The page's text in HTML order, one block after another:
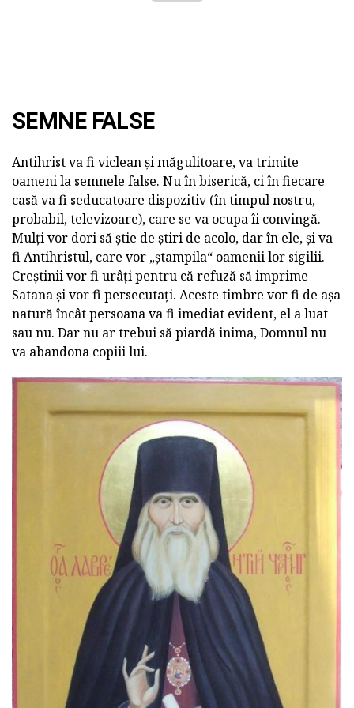
SEMNE FALSE
Antihrist va fi viclean și măgulitoare, va trimite
oameni la semnele false. Nu în biserică, ci în fiecare
casă va fi seducatoare dispozitiv (în timpul nostru,
probabil, televizoare), care se va ocupa îi convingă.
Mulți vor dori să știe de știri de acolo, dar în ele, și va
fi Antihristul, care vor „ștampila“ oamenii lor sigilii.
Creștinii vor fi urâți pentru că refuză să imprime
Satana și vor fi persecutați. Aceste timbre vor fi de așa
natură încât persoana va fi imediat evident, el a luat
sau nu. Dar nu ar trebui să piardă inima, Domnul nu
va abandona copiii lui.